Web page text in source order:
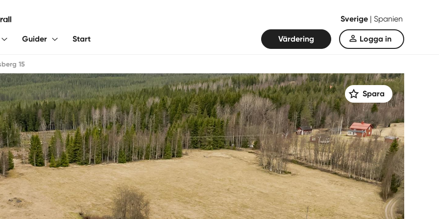
Sverige | Spanien
Guider Start Värdering Logga in
15
Spara